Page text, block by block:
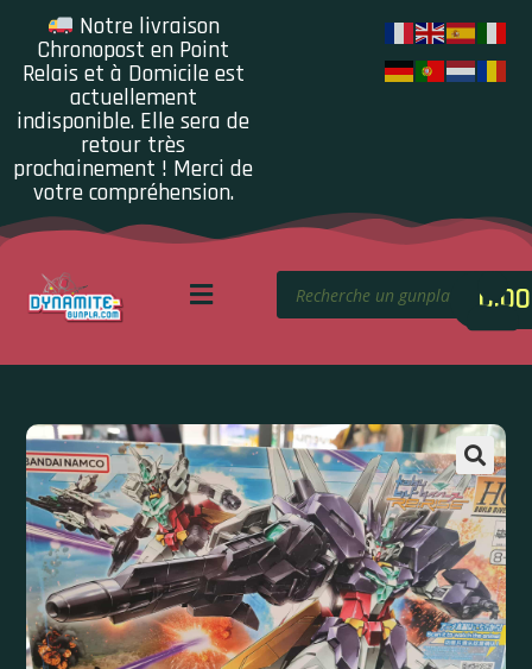
Notre livraison
Chronopost en Point
Relais et à Domicile est
actuellement
indisponible. Elle sera de
retour très
prochainement ! Merci de
votre compréhension.
0.00